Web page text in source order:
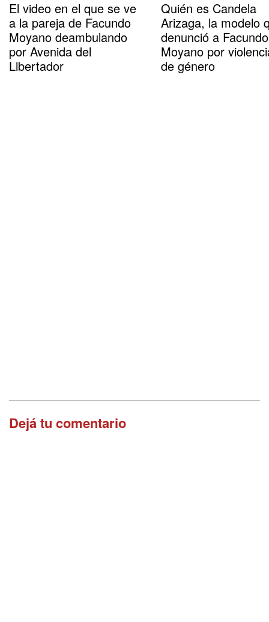
El video en el que se ve
a la pareja de Facundo
Moyano deambulando
por Avenida del
Libertador
Quién es Candela
Arizaga, la modelo
denunció a Facundo
Moyano por
de género
Dejá tu comentario